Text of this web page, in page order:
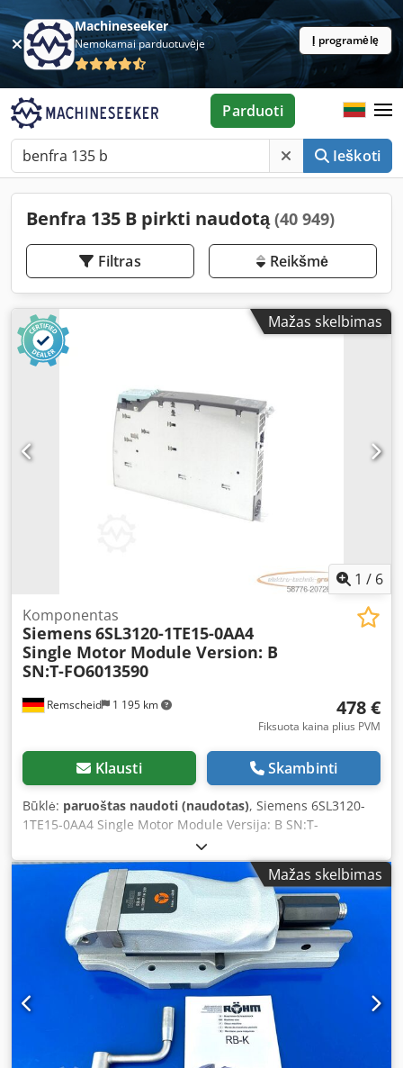
Machineseeker
Nemokamai parduotuvėje Į programėlę
Ieškoti
Parduoti
Benfra 135 B pirkti naudotą(40 949)
Filtras Reikšmė
Mažas skelbimas
1 / 6
Remscheid 1 195 km
Komponentas
Siemens6SL3120-1TE15-0AA4
Single Motor Module Version: B
SN:T-FO6013590
478 €
Fiksuota kaina plius PVM
Klausti Skambinti
Būklė: paruoštas naudoti (naudotas), Siemens 6SL3120-
1TE15-0AA4 Single Motor Module Versija: B SN:T-
FO6013590 , naudotas, geros būklės, 100% veikiantis,
pristatymas pagal nuotraukas Dsdsx Euz Hspfx Ah Rock
Mažas skelbimas